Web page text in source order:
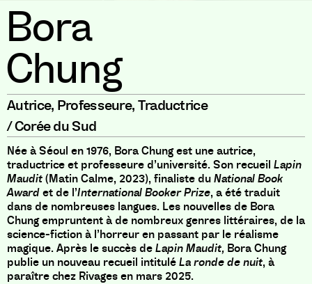
Bora
Chung
Autrice, Professeure,Traductrice
/Corée du Sud
Née à Séoul en 1976, Bora Chung est une autrice,
traductrice et professeure d’université. Son recueil Lapin
Maudit(Matin Calme, 2023), finaliste duNational Book
Awardet de l’International Booker Prize, a été traduit
dans de nombreuses langues. Les nouvelles de Bora
Chung empruntent à de nombreux genres littéraires, de la
science-fiction à l’horreur en passant par le réalisme
magique. Après le succès deLapin Maudit, Bora Chung
publie un nouveau recueil intituléLa ronde de nuit, à
paraître chez Rivages en mars 2025.